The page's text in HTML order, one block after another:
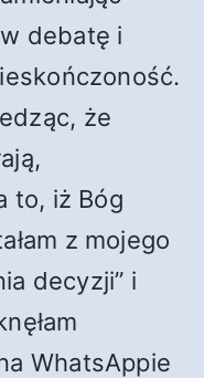
debatę i
że
to, iż Bóg
z mojego
decyzji” i
WhatsAppie